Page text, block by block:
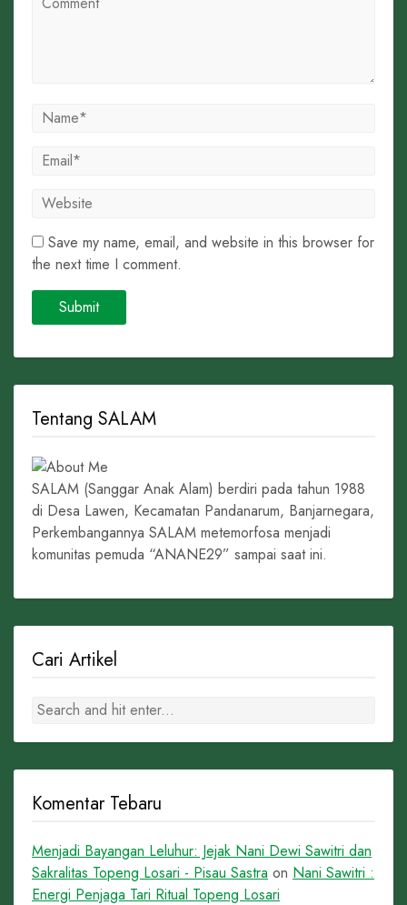
Save my name, email, and website in this browser for
the next time I comment.
Tentang SALAM
SALAM (Sanggar Anak Alam) berdiri pada tahun 1988
di Desa Lawen, Kecamatan Pandanarum, Banjarnegara,
Perkembangannya SALAM metemorfosa menjadi
komunitas pemuda “ANANE29” sampai saat ini.
Cari Artikel
Komentar Tebaru
Menjadi Bayangan Leluhur: Jejak Nani Dewi Sawitri dan
Sakralitas Topeng Losari - Pisau Sastra on Nani Sawitri :
Energi Penjaga Tari Ritual Topeng Losari